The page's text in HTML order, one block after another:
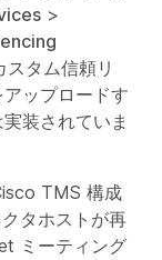
>
スタム信頼リ
ップロードす
装されていま
TMS 構成
タホストが再
ミーティング